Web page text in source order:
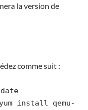
la version de
comme suit :
yum install qemu-